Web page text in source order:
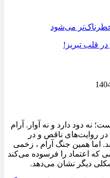
خطرناک‌تر می‌شود
قلب تبریز!
نه دود دارد و نه آوار. آرام
در روایت‌های ناقص و در
اما همین جنگ آرام ، زخمی
که اعتماد را فرسوده می‌کند
دیگر نشان می‌دهد.